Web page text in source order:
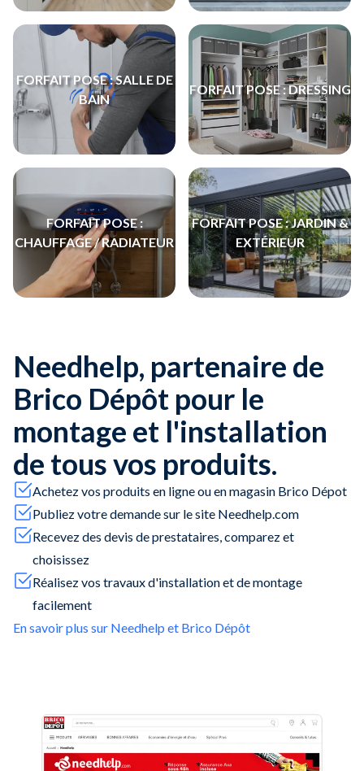
FORFAIT POSE : SALLE DE
BAIN
FORFAIT POSE : DRESSING
FORFAIT POSE :
CHAUFFAGE / RADIATEUR
FORFAIT POSE : JARDIN &
EXTÉRIEUR
Needhelp, partenaire de
Brico Dépôt pour le
montage et l'installation
de tous vos produits.
Achetez vos produits en ligne ou en magasin Brico Dépot
Publiez votre demande sur le site Needhelp.com
Recevez des devis de prestataires, comparez et
choisissez
Réalisez vos travaux d'installation et de montage
facilement
En savoir plus sur Needhelp et Brico Dépôt